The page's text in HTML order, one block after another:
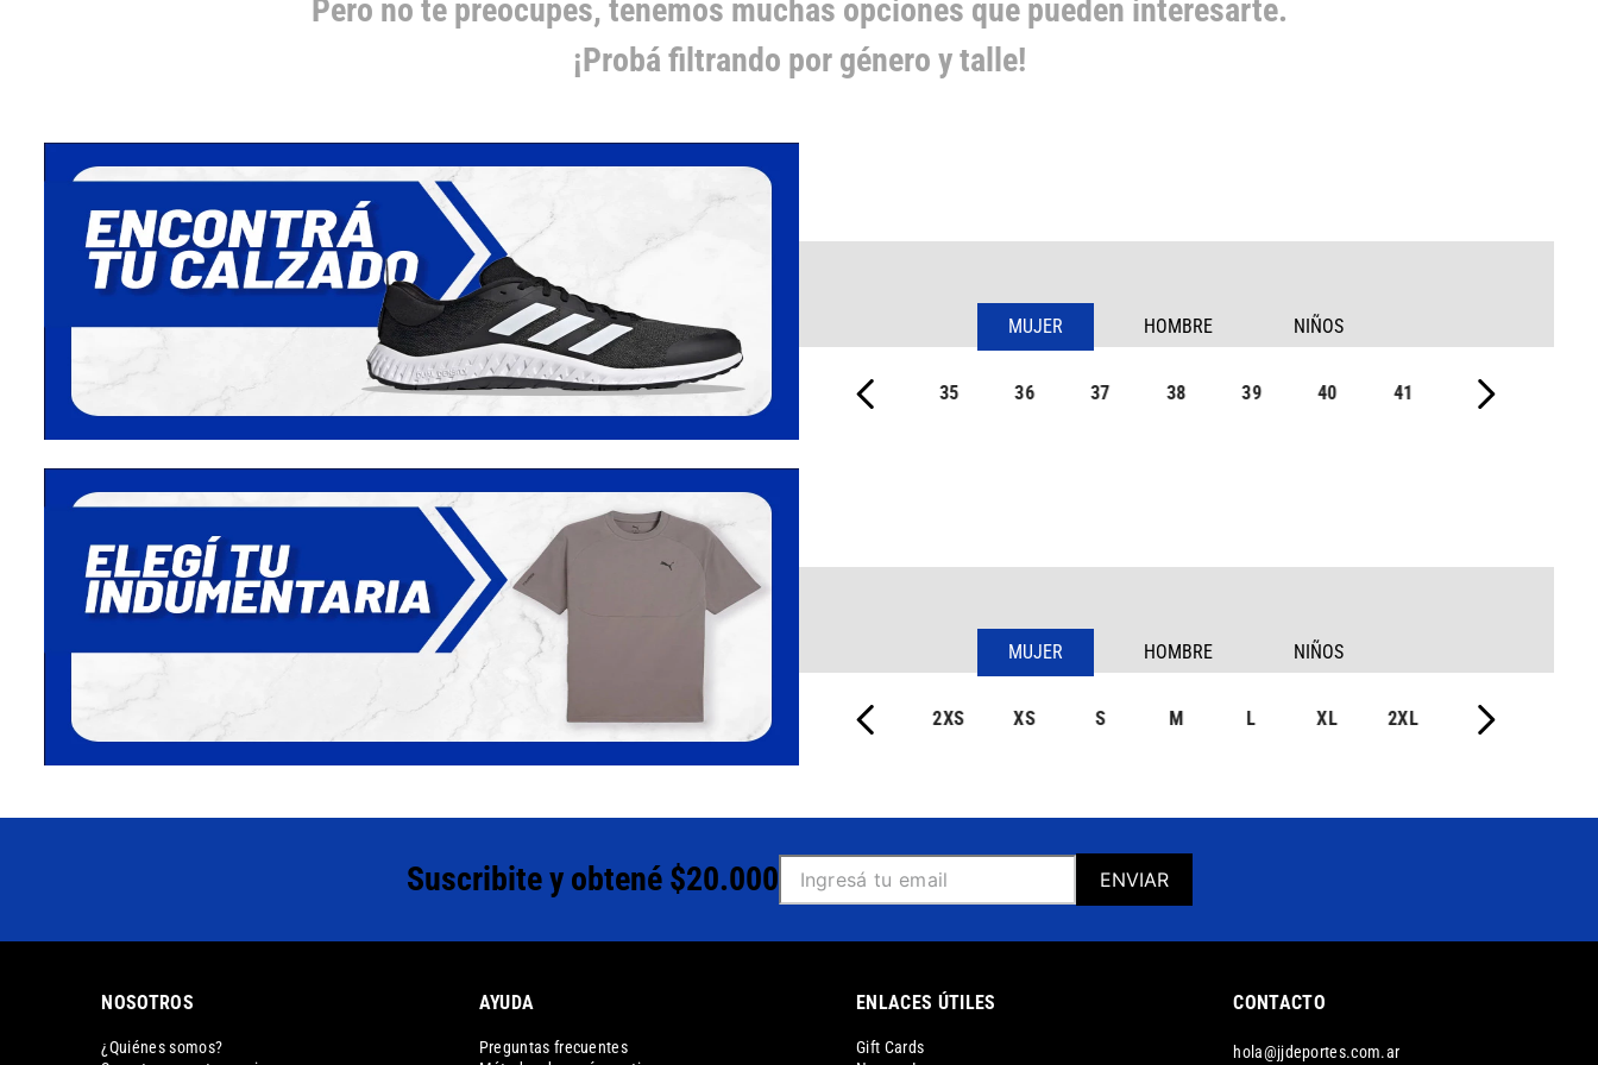
Pero no te preocupes, tenemos muchas opciones que pueden interesarte.
¡Probá filtrando por género y talle!
MUJER HOMBRE NIÑOS
35 36 37 38 39 40 41
MUJER HOMBRE NIÑOS
2XS XS S M L XL 2XL
Suscribite y obtené $20.000 ENVIAR
NOSOTROS
¿Quiénes somos?
AYUDA
Preguntas frecuentes
ENLACES ÚTILES
Gift Cards
CONTACTO
hola@jjdeportes.com.ar